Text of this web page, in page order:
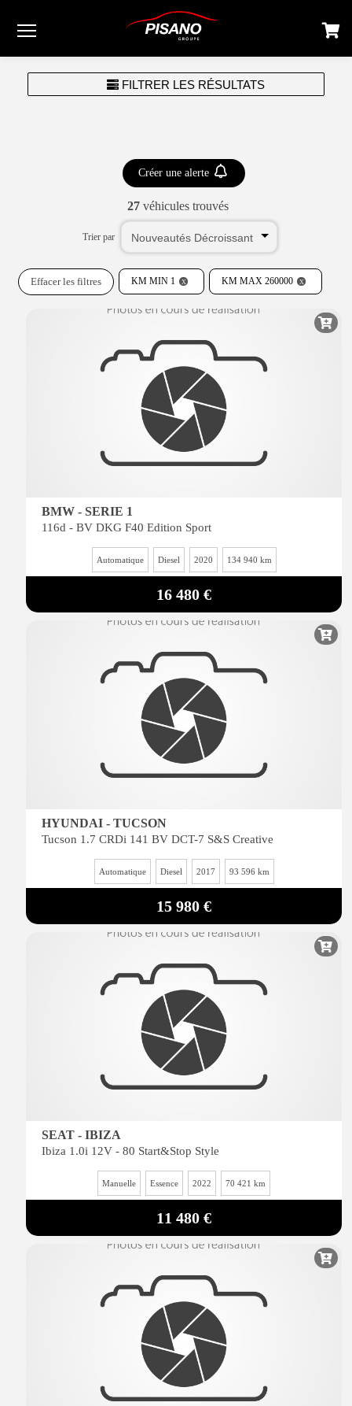
FILTRER LES RÉSULTATS
27véhicules trouvés
Créer une alerte
Trier par
KM MIN 1
Effacer les filtres KM MAX 260000
BMW - SERIE 1
116d - BV DKG F40 Edition Sport
Automatique Diesel 2020 134 940 km
16 480 €
HYUNDAI - TUCSON
Tucson 1.7 CRDi 141 BV DCT-7 S&S Creative
Automatique Diesel 2017 93 596 km
15 980 €
SEAT - IBIZA
Ibiza 1.0i 12V - 80 Start&Stop Style
Manuelle Essence 2022 70 421 km
11 480 €